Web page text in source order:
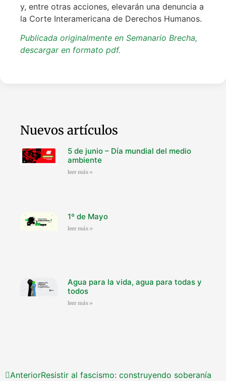
y, entre otras acciones, elevarán una denuncia a
la Corte Interamericana de Derechos Humanos.
Publicada originalmente en Semanario Brecha,
descargar en formato pdf.
Nuevos artículos
5 de junio – Día mundial del medio
ambiente
leer más »
1º de Mayo
leer más »
Agua para la vida, agua para todas y
todos
leer más »
AnteriorResistir al fascismo: construyendo soberanía